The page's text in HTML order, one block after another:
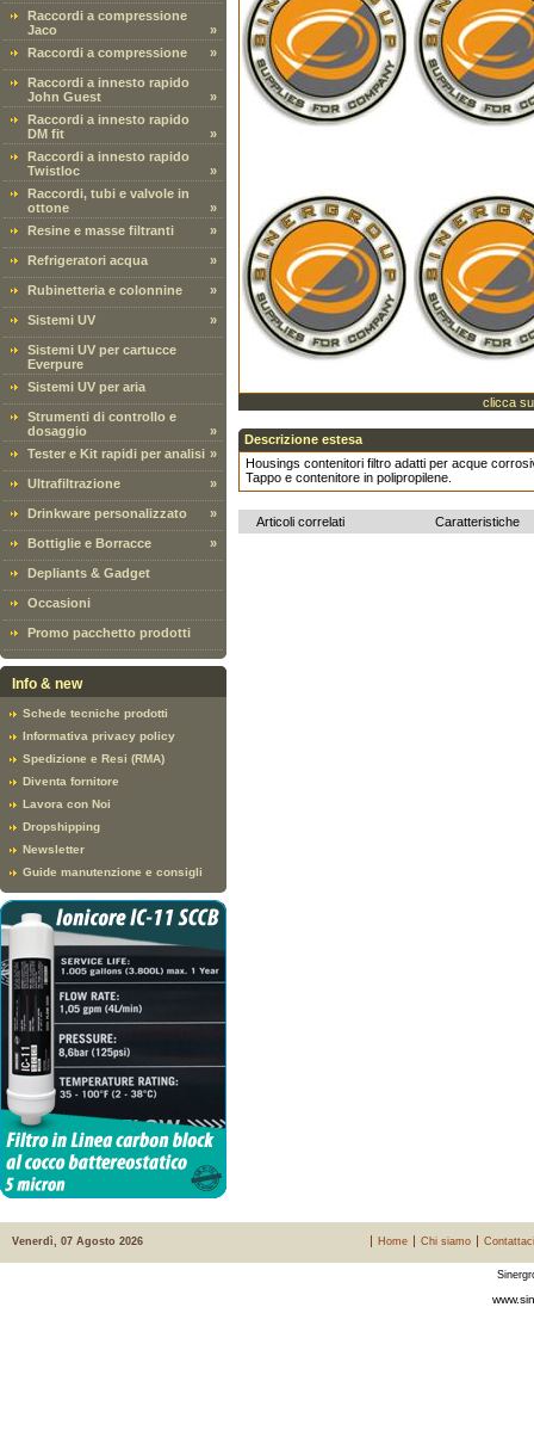
Raccordi a compressione
Jaco
»
Raccordi a compressione
»
Raccordi a innesto rapido
John Guest
»
Raccordi a innesto rapido
DM fit
»
Raccordi a innesto rapido
Twistloc
»
Raccordi, tubi e valvole in
ottone
»
Resine e masse filtranti
»
Refrigeratori acqua »
Rubinetteria e colonnine »
Sistemi UV »
Sistemi UV per cartucce
Everpure
Sistemi UV per aria
Strumenti di controllo e
dosaggio
»
Tester e Kit rapidi per analisi »
Ultrafiltrazione »
Drinkware personalizzato »
Bottiglie e Borracce »
Depliants & Gadget
Occasioni
Promo pacchetto prodotti
Info & new
Schede tecniche prodotti
Informativa privacy policy
Spedizione e Resi (RMA)
Diventa fornitore
Lavora con Noi
Dropshipping
Newsletter
Guide manutenzione e consigli
clicca
Descrizione estesa
Housings contenitori filtro adatti per acque
Tappo e contenitore in polipropilene.
Articoli correlati Caratteristiche
Venerdì, 07 Agosto 2026 Home Chi siamo Contattaci